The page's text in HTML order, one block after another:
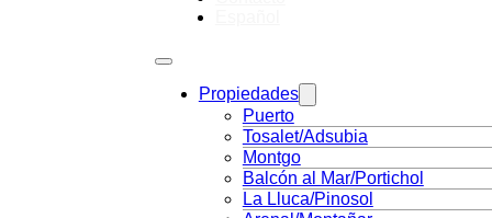
Propiedades
Puerto
Tosalet/Adsubia
Montgo
Balcón al Mar/Portichol
La Lluca/Pinosol